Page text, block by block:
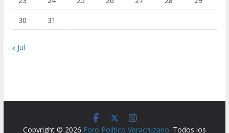
30 31
« Jul
Copyright © 2026 Foro Político Veracruzano. Todos los